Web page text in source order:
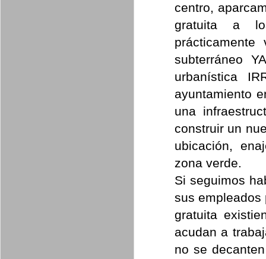
centro,
gratuita a
subterráneo
urbanística
ayuntamiento
una
construir un
ubicación,
zona verde.
Si seguimos
sus empleados
gratuita
acudan a
no se